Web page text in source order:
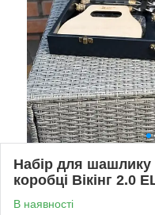
Набір для шашлику
коробці Вікінг 2.0
В наявності